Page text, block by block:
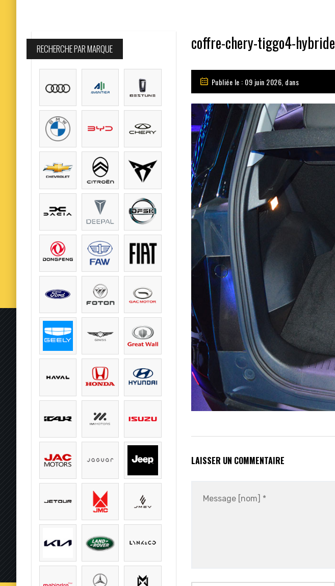
coffre-chery-tiggo4-hybride
Publiée le : 09 juin 2026, dans
LAISSER UN COMMENTAIRE
RECHERCHE PAR MARQUE